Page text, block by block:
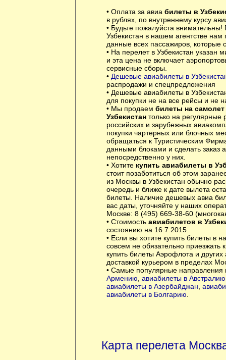
• Оплата за авиа билеты в
в рублях, по внутреннему курсу
• Будьте пожалуйста внимательны!
Узбекистан в нашем агентстве
данные всех пассажиров, которые
• На перелет в Узбекистан указан
и эта цена не включает
сервисные сборы.
• Дешевые авиабилеты в
распродажи и спецпредложения
• Дешевые авиабилеты в
для покупки не на все рейсы и не
• Мы продаем билеты на
Узбекистантолько на регулярные
российских и зарубежных
покупки чартерных или блочных
обращаться к Туристическим
данными блоками и сделать заказ
непосредственно у них.
• Хотите купить авиабилеты в
стоит позаботиться об этом
из Москвы в Узбекистан обычно
очередь и ближе к дате вылета
билеты. Наличие дешевых авиа
вас даты, уточняйте у наших
Москве: 8 (495) 669-38-60
• Стоимость авиабилетов в
состоянию на 16.7.2015.
• Если вы хотите купить билеты в
совсем не обязательно
купить билеты Аэрофлота и
доставкой курьером в пределах
• Самые популярные направления
Армению авиабилеты в Австралию
авиабилеты в Азербайджан
авиабилеты в Болгарию
Карта перелета